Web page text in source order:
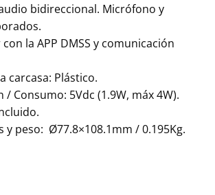
bidireccional. Micrófono y
la APP DMSS y comunicación
carcasa: Plástico.
/ Consumo: 5Vdc (1.9W, máx 4W).
y peso: Ø77.8×108.1mm / 0.195Kg.